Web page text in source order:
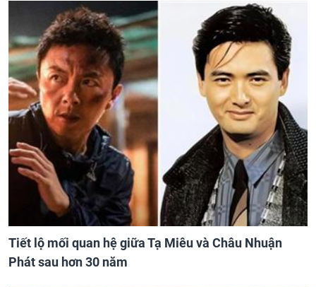
Tiết lộ mối quan hệ giữa Tạ Miêu và Châu Nhuận
Phát sau hơn 30 năm